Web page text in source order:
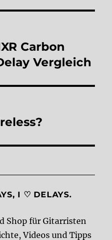
Carbon
Vergleich
I ♡ DELAYS.
Shop für Gitarristen
Videos und Tipps